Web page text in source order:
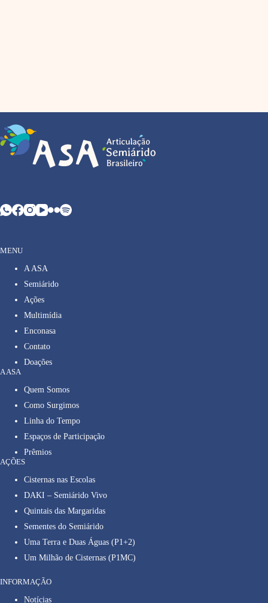
MENU
A ASA
Semiárido
Ações
Multimídia
Enconasa
Contato
Doações
A ASA
Quem Somos
Como Surgimos
Linha do Tempo
Espaços de Participação
Prêmios
AÇÕES
Cisternas nas Escolas
DAKI – Semiárido Vivo
Quintais das Margaridas
Sementes do Semiárido
Uma Terra e Duas Águas (P1+2)
Um Milhão de Cisternas (P1MC)
INFORMAÇÃO
Notícias